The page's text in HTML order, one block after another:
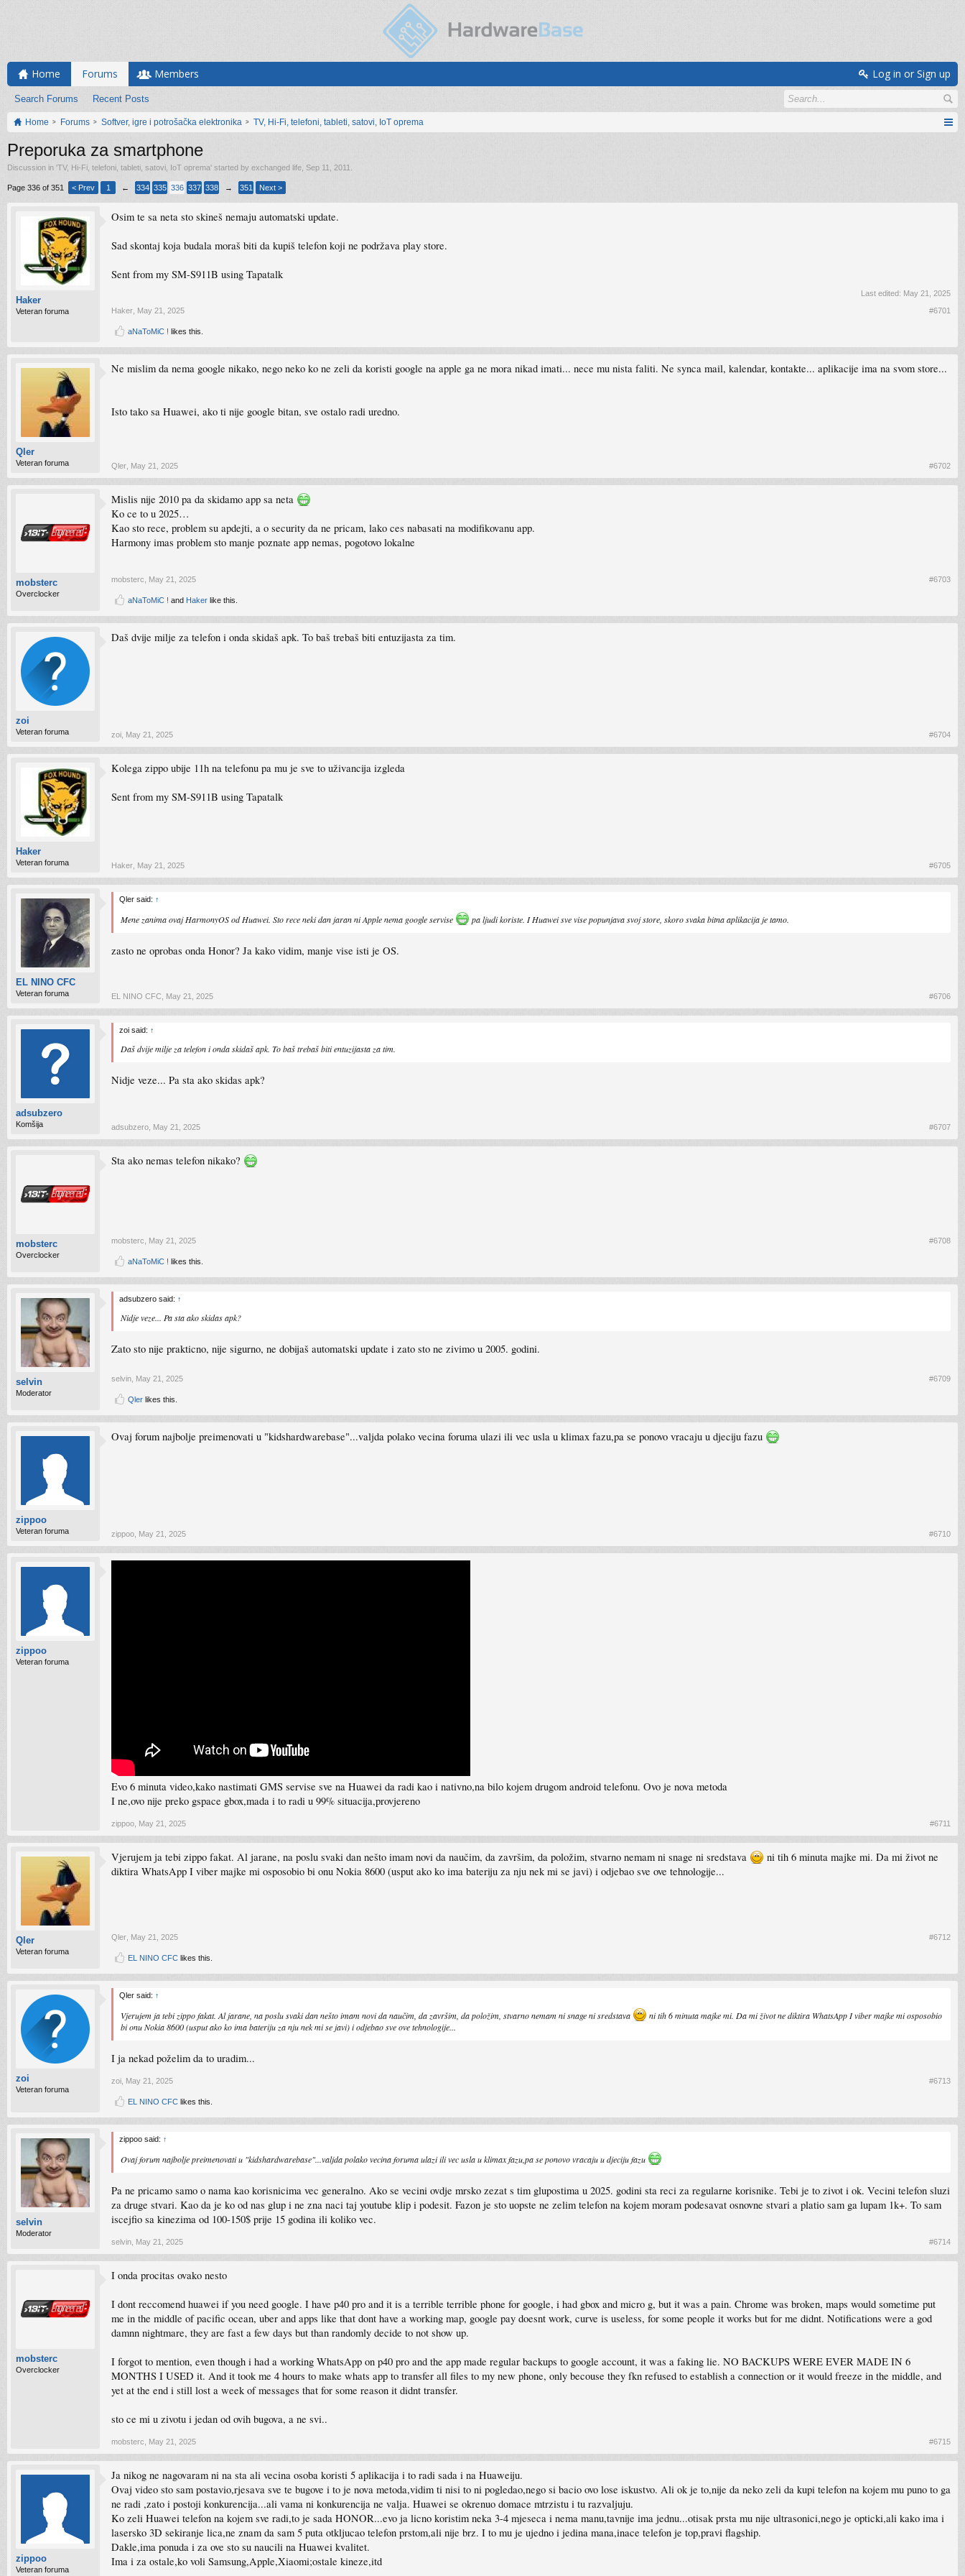
Home Forums
Search Forums Recent Posts
Members Log in or Sign up
Home Forums Softver, igre i potrošačka elektronika TV, Hi-Fi, telefoni, tableti, satovi, IoT oprema
Preporuka za smartphone
Discussion in 'TV, Hi-Fi, telefoni, tableti, satovi, IoT oprema' started by exchanged life Sep 11, 2011
Page 336 of 351 < Prev 1 ← 334 335 336 337 338 → 351 Next >
Haker
Veteran foruma
Osim te sa neta sto skineš nemaju automatski update.
Sad skontaj koja budala moraš biti da kupiš telefon koji ne podržava play store.
Sent from my SM-S911B using Tapatalk
Last edited: May 21, 2025
Haker May 21, 2025 #6701
aNaToMiC ! likes this.
Qler
Veteran foruma
Ne mislim da nema google nikako, nego neko ko ne zeli da koristi google na apple ga ne mora nikad imati... nece mu nista faliti. Ne synca mail, kalendar, kontakte... aplikacije ima na svom store...
Isto tako sa Huawei, ako ti nije google bitan, sve ostalo radi uredno.
Qler May 21, 2025 #6702
mobsterc
Overclocker
Mislis nije 2010 pa da skidamo app sa neta
Ko ce to u 2025…
Kao sto rece, problem su apdejti, a o security da ne pricam, lako ces nabasati na modifikovanu app.
Harmony imas problem sto manje poznate app nemas, pogotovo lokalne
mobsterc May 21, 2025 #6703
aNaToMiC ! and Haker like this.
zoi
Veteran foruma
Daš dvije milje za telefon i onda skidaš apk. To baš trebaš biti entuzijasta za tim.
zoi May 21, 2025 #6704
Haker
Veteran foruma
Kolega zippo ubije 11h na telefonu pa mu je sve to uživancija izgleda
Sent from my SM-S911B using Tapatalk
Haker May 21, 2025 #6705
EL NINO CFC
Veteran foruma
Qler said: ↑
Mene zanima ovaj HarmonyOS od Huawei. Sto rece neki dan jaran ni Apple nema google servise pa ljudi koriste. I Huawei sve vise popunjava svoj store, skoro svaka bitna aplikacija je tamo.
zasto ne oprobas onda Honor? Ja kako vidim, manje vise isti je OS.
EL NINO CFC May 21, 2025 #6706
adsubzero
Komšija
zoi said: ↑
Daš dvije milje za telefon i onda skidaš apk. To baš trebaš biti entuzijasta za tim.
Nidje veze... Pa sta ako skidas apk?
adsubzero May 21, 2025 #6707
mobsterc
Overclocker
Sta ako nemas telefon nikako?
mobsterc May 21, 2025 #6708
aNaToMiC ! likes this.
selvin
Moderator
adsubzero said: ↑
Nidje veze... Pa sta ako skidas apk?
Zato sto nije prakticno, nije sigurno, ne dobijaš automatski update i zato sto ne zivimo u 2005. godini.
selvin May 21, 2025 #6709
Qler likes this.
zippoo
Veteran foruma
Ovaj forum najbolje preimenovati u "kidshardwarebase"...valjda polako vecina foruma ulazi ili vec usla u klimax fazu,pa se ponovo vracaju u djeciju fazu
zippoo May 21, 2025 #6710
zippoo
Veteran foruma
Evo 6 minuta video,kako nastimati GMS servise sve na Huawei da radi kao i nativno,na bilo kojem drugom android telefonu. Ovo je nova metoda
I ne,ovo nije preko gspace gbox,mada i to radi u 99% situacija,provjereno
zippoo May 21, 2025 #6711
Qler
Veteran foruma
Vjerujem ja tebi zippo fakat. Al jarane, na poslu svaki dan nešto imam novi da naučim, da završim, da položim, stvarno nemam ni snage ni sredstava
ni tih 6 minuta majke mi. Da mi život ne
diktira WhatsApp I viber majke mi osposobio bi onu Nokia 8600 (usput ako ko ima bateriju za nju nek mi se javi) i odjebao sve ove tehnologije...
Qler May 21, 2025 #6712
EL NINO CFC likes this.
zoi
Veteran foruma
Qler said: ↑
Vjerujem ja tebi zippo fakat. Al jarane, na poslu svaki dan nešto imam novi da naučim, da završim, da položim, stvarno nemam ni snage ni sredstava
ni tih 6 minuta majke mi. Da mi život ne diktira WhatsApp I viber majke mi osposobio
bi onu Nokia 8600 (usput ako ko ima bateriju za nju nek mi se javi) i odjebao sve ove tehnologije...
I ja nekad poželim da to uradim...
zoi May 21, 2025 #6713
EL NINO CFC likes this.
selvin
Moderator
zippoo said: ↑
Ovaj forum najbolje preimenovati u "kidshardwarebase"...valjda polako vecina foruma ulazi ili vec usla u klimax fazu,pa se ponovo vracaju u djeciju fazu
Pa ne pricamo samo o nama kao korisnicima vec generalno. Ako se vecini ovdje mrsko zezat s tim glupostima u 2025. godini sta reci za regularne korisnike. Tebi je to zivot i ok. Vecini telefon sluzi
za druge stvari. Kao da je ko od nas glup i ne zna naci taj youtube klip i podesit. Fazon je sto uopste ne zelim telefon na kojem moram podesavat osnovne stvari a platio sam ga lupam 1k+. To sam
iscejfio sa kinezima od 100-150$ prije 15 godina ili koliko vec.
selvin May 21, 2025 #6714
mobsterc
Overclocker
I onda procitas ovako nesto
I dont reccomend huawei if you need google. I have p40 pro and it is a terrible terrible phone for google, i had gbox and micro g, but it was a pain. Chrome was broken, maps would sometime put
me in the middle of pacific ocean, uber and apps like that dont have a working map, google pay doesnt work, curve is useless, for some people it works but for me didnt. Notifications were a god
damnn nightmare, they are fast a few days but than randomly decide to not show up.
I forgot to mention, even though i had a working WhatsApp on p40 pro and the app made regular backups to google account, it was a faking lie. NO BACKUPS WERE EVER MADE IN 6
MONTHS I USED it. And it took me 4 hours to make whats app to transfer all files to my new phone, only becouse they fkn refused to establish a connection or it would freeze in the middle, and
yet at the end i still lost a week of messages that for some reason it didnt transfer.
sto ce mi u zivotu i jedan od ovih bugova, a ne svi..
mobsterc May 21, 2025 #6715
zippoo
Veteran foruma
Ja nikog ne nagovaram ni na sta ali vecina osoba koristi 5 aplikacija i to radi sada i na Huaweiju.
Ovaj video sto sam postavio,rjesava sve te bugove i to je nova metoda,vidim ti nisi to ni pogledao,nego si bacio ovo lose iskustvo. Ali ok je to,nije da neko zeli da kupi telefon na kojem mu puno to ga
ne radi ,zato i postoji konkurencija...ali vama ni konkurencija ne valja. Huawei se okrenuo domace mtrzistu i tu razvaljuju.
Ko zeli Huawei telefon na kojem sve radi,to je sada HONOR...evo ja licno koristim neka 3-4 mjeseca i nema manu,tavnije ima jednu...otisak prsta mu nije ultrasonici,nego je opticki,ali kako ima i
lasersko 3D sekiranje lica,ne znam da sam 5 puta otkljucao telefon prstom,ali nije brz. I to mu je ujedno i jedina mana,inace telefon je top,pravi flagship.
Dakle,ima ponuda i za ove sto su naucili na Huawei kvalitet.
Ima i za ostale,ko voli Samsung,Apple,Xiaomi;ostale kineze,itd